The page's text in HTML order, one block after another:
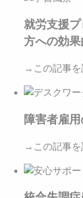
就労支援
方への効
→この記事を
障害者雇
→この記事を